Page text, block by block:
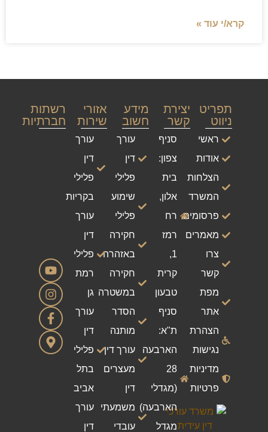
קרא/י עוד »
תפריט
ניווט
ראשי
אודות
הצלחות
המשרד
פרסומים
מאמרים
צרו
קשר
מפת
אתר
הצהרת
נגישות
מדיניות
פרטיות
יצירת
קשר
סניף
צפון:
בית
אלון,
רח
רמז
1,
קרית
טבעון
סניף
ת"א:
הארבעה
28
(מגדלי
הארבעה)
מגדל
מידע
חשוב
עורך
דין
פלילי
שימוע
פלילי
חקירה
באזהרה
חקירה
במשטרה
הסדר
מותנה
עורך דין
מעצרים
דין
משמעתי
עובדי
אזורי
שירות
עורך
דין
פלילי
בקריות
עורך
דין
פלילי
רמת
גן
עורך
דין
פלילי
בתל
אביב
עורך
דין
רשתות
חברתיות